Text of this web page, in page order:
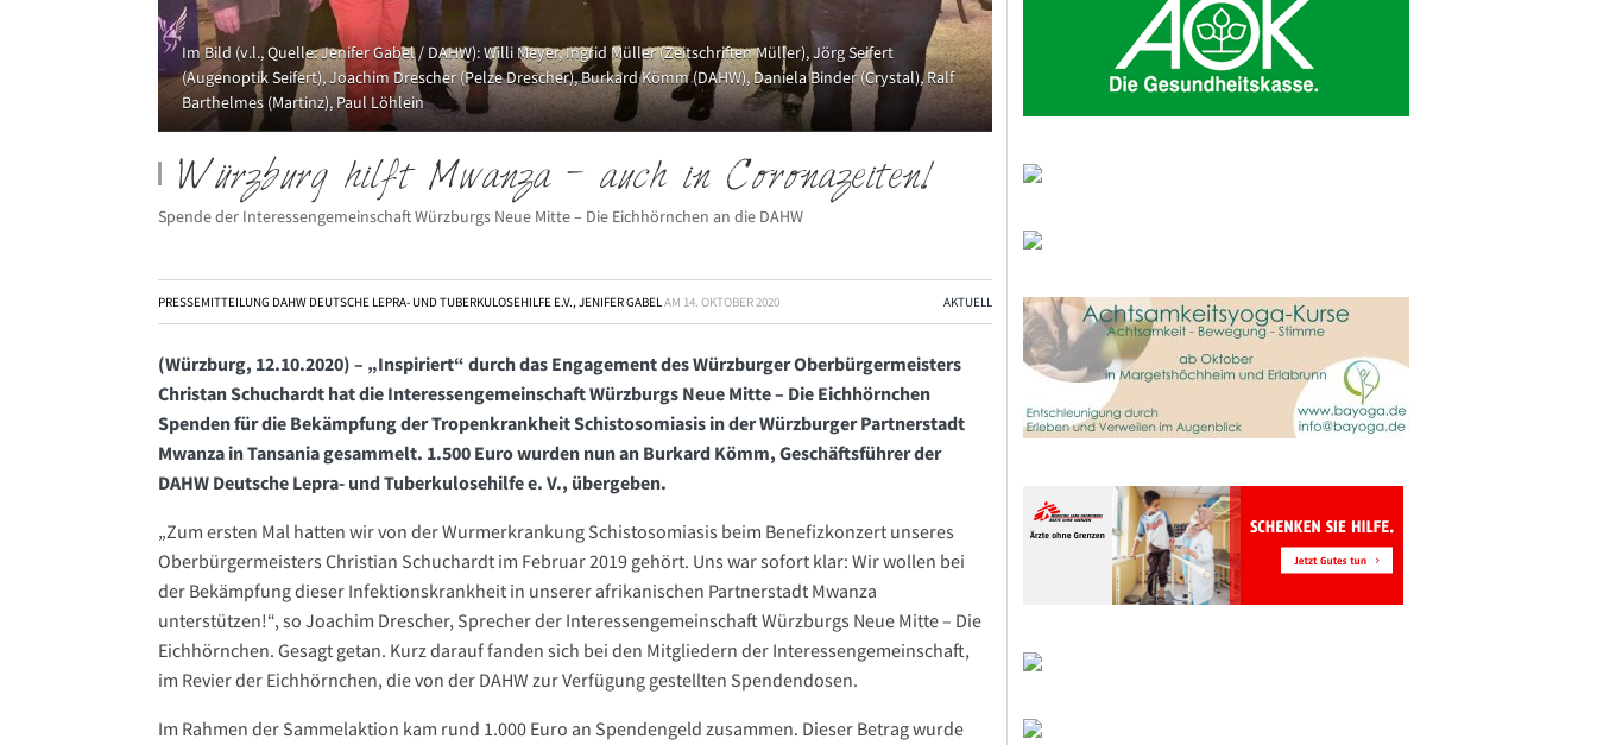
Im Bild (v.l., Quelle: Jenifer Gabel / DAHW): Willi Meyer, Ingrid Müller (Zeitschriften Müller), Jörg Seifert
(Augenoptik Seifert), Joachim Drescher (Pelze Drescher), Burkard Kömm (DAHW), Daniela Binder (Crystal), Ralf
Barthelmes (Martinz), Paul Löhlein
Würzburg hilft Mwanza – auch in Coronazeiten!
Spende der Interessengemeinschaft Würzburgs Neue Mitte – Die Eichhörnchen an die DAHW
PRESSEMITTEILUNG DAHW DEUTSCHE LEPRA- UND TUBERKULOSEHILFE E.V., JENIFER GABELAM 14. OKTOBER 2020 AKTUELL
(Würzburg, 12.10.2020) – „Inspiriert“ durch das Engagement des Würzburger Oberbürgermeisters
Christan Schuchardt hat die Interessengemeinschaft Würzburgs Neue Mitte – Die Eichhörnchen
Spenden für die Bekämpfung der Tropenkrankheit Schistosomiasis in der Würzburger Partnerstadt
Mwanza in Tansania gesammelt. 1.500 Euro wurden nun an Burkard Kömm, Geschäftsführer der
DAHW Deutsche Lepra- und Tuberkulosehilfe e. V., übergeben.
„Zum ersten Mal hatten wir von der Wurmerkrankung Schistosomiasis beim Benefizkonzert unseres
Oberbürgermeisters Christian Schuchardt im Februar 2019 gehört. Uns war sofort klar: Wir wollen bei
der Bekämpfung dieser Infektionskrankheit in unserer afrikanischen Partnerstadt Mwanza
unterstützen!“, so Joachim Drescher, Sprecher der Interessengemeinschaft Würzburgs Neue Mitte – Die
Eichhörnchen. Gesagt getan. Kurz darauf fanden sich bei den Mitgliedern der Interessengemeinschaft,
im Revier der Eichhörnchen, die von der DAHW zur Verfügung gestellten Spendendosen.
Im Rahmen der Sammelaktion kam rund 1.000 Euro an Spendengeld zusammen. Dieser Betrag wurde